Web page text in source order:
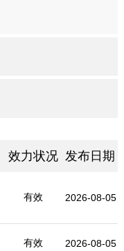
效力状况 发布日期
有效 2026-08-05
有效 2026-08-05